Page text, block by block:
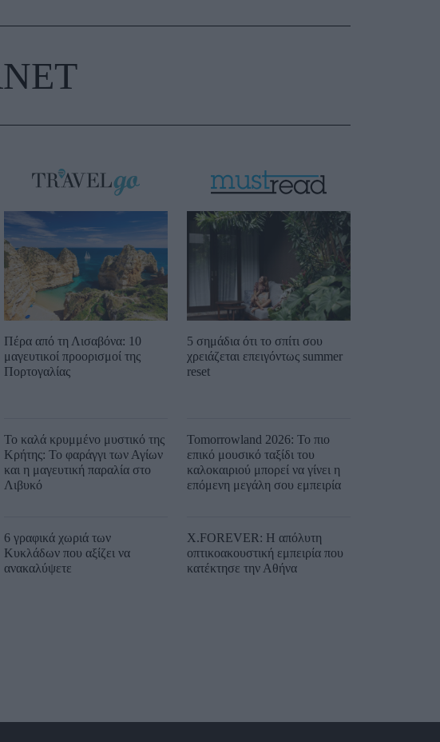
Πέρα από τη Λισαβόνα: 10
μαγευτικοί προορισμοί της
Πορτογαλίας
Το καλά κρυμμένο μυστικό της
Κρήτης: Το φαράγγι των Αγίων
και η μαγευτική παραλία στο
Λιβυκό
6 γραφικά χωριά των
Κυκλάδων που αξίζει να
ανακαλύψετε
5 σημάδια ότι το σπίτι σου
χρειάζεται επειγόντως summer
reset
Tomorrowland 2026: Το πιο
επικό μουσικό ταξίδι του
καλοκαιριού μπορεί να γίνει η
επόμενη μεγάλη σου εμπειρία
X.FOREVER: Η απόλυτη
οπτικοακουστική εμπειρία που
κατέκτησε την Αθήνα